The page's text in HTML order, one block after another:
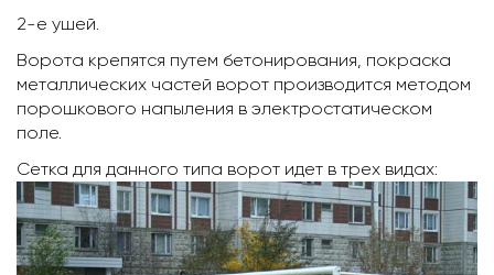
2-е ушей.
Ворота крепятся путем бетонирования, покраска
металлических частей ворот производится методом
порошкового напыления в электростатическом
поле.
Сетка для данного типа ворот идет в трех видах: